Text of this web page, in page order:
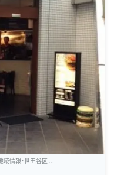
域情報・世田谷区 ...